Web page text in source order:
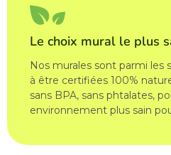
Le choix mural le plus
Nos murales sont parmi les
à être certifiées 100%
sans BPA, sans phtalates,
environnement plus sain